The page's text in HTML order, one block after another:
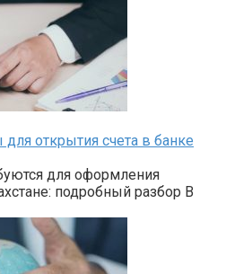
открытия счета в банке
для оформления
подробный разбор В